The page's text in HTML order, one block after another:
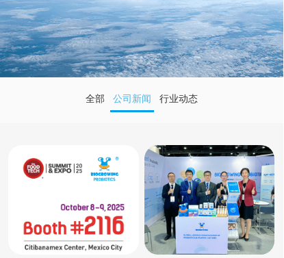
全部 公司新闻 行业动态